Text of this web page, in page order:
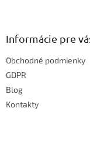
Informácie pre
Obchodné podmienky
GDPR
Blog
Kontakty